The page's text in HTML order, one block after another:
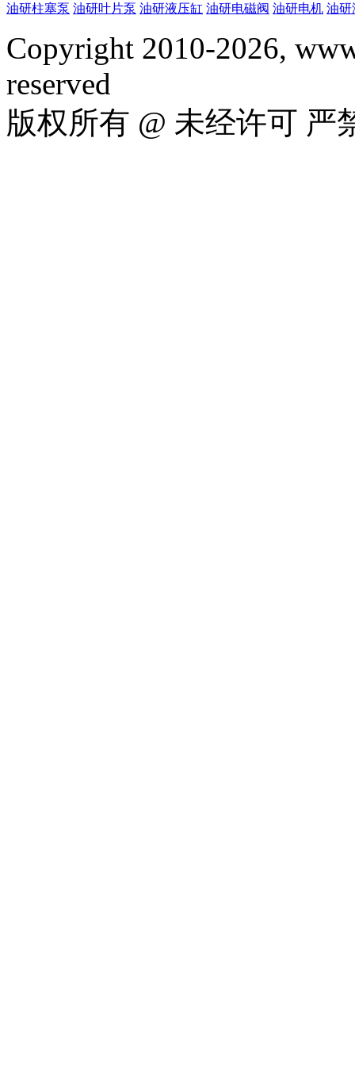
油研柱塞泵 油研叶片泵 油研液压缸 油研电磁阀 油研电机 油研
Copyright 2010-2026,
reserved
版权所有 @ 未经许可 严